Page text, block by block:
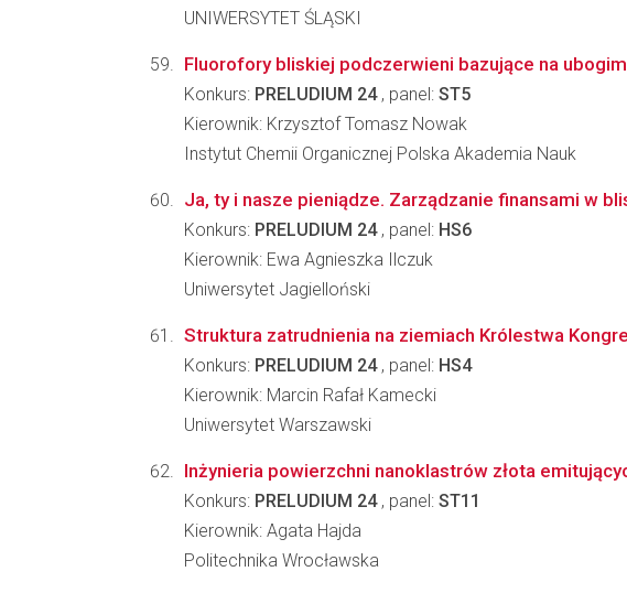
UNIWERSYTET ŚLĄSKI
Fluorofory bliskiej podczerwieni bazujące na
Konkurs: PRELUDIUM 24, panel: ST5
Kierownik: Krzysztof Tomasz Nowak
Instytut Chemii Organicznej Polska Akademia Nauk
Ja, ty i nasze pieniądze. Zarządzanie finansami w
Konkurs: PRELUDIUM 24, panel: HS6
Kierownik: Ewa Agnieszka Ilczuk
Uniwersytet Jagielloński
Struktura zatrudnienia na ziemiach Królestwa
Konkurs: PRELUDIUM 24, panel: HS4
Kierownik: Marcin Rafał Kamecki
Uniwersytet Warszawski
Inżynieria powierzchni nanoklastrów złota
Konkurs: PRELUDIUM 24, panel: ST11
Kierownik: Agata Hajda
Politechnika Wrocławska